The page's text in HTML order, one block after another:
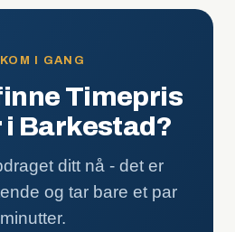
KOM I GANG
Timepris
i Barkestad?
ditt nå - det er
og tar bare et par
minutter.